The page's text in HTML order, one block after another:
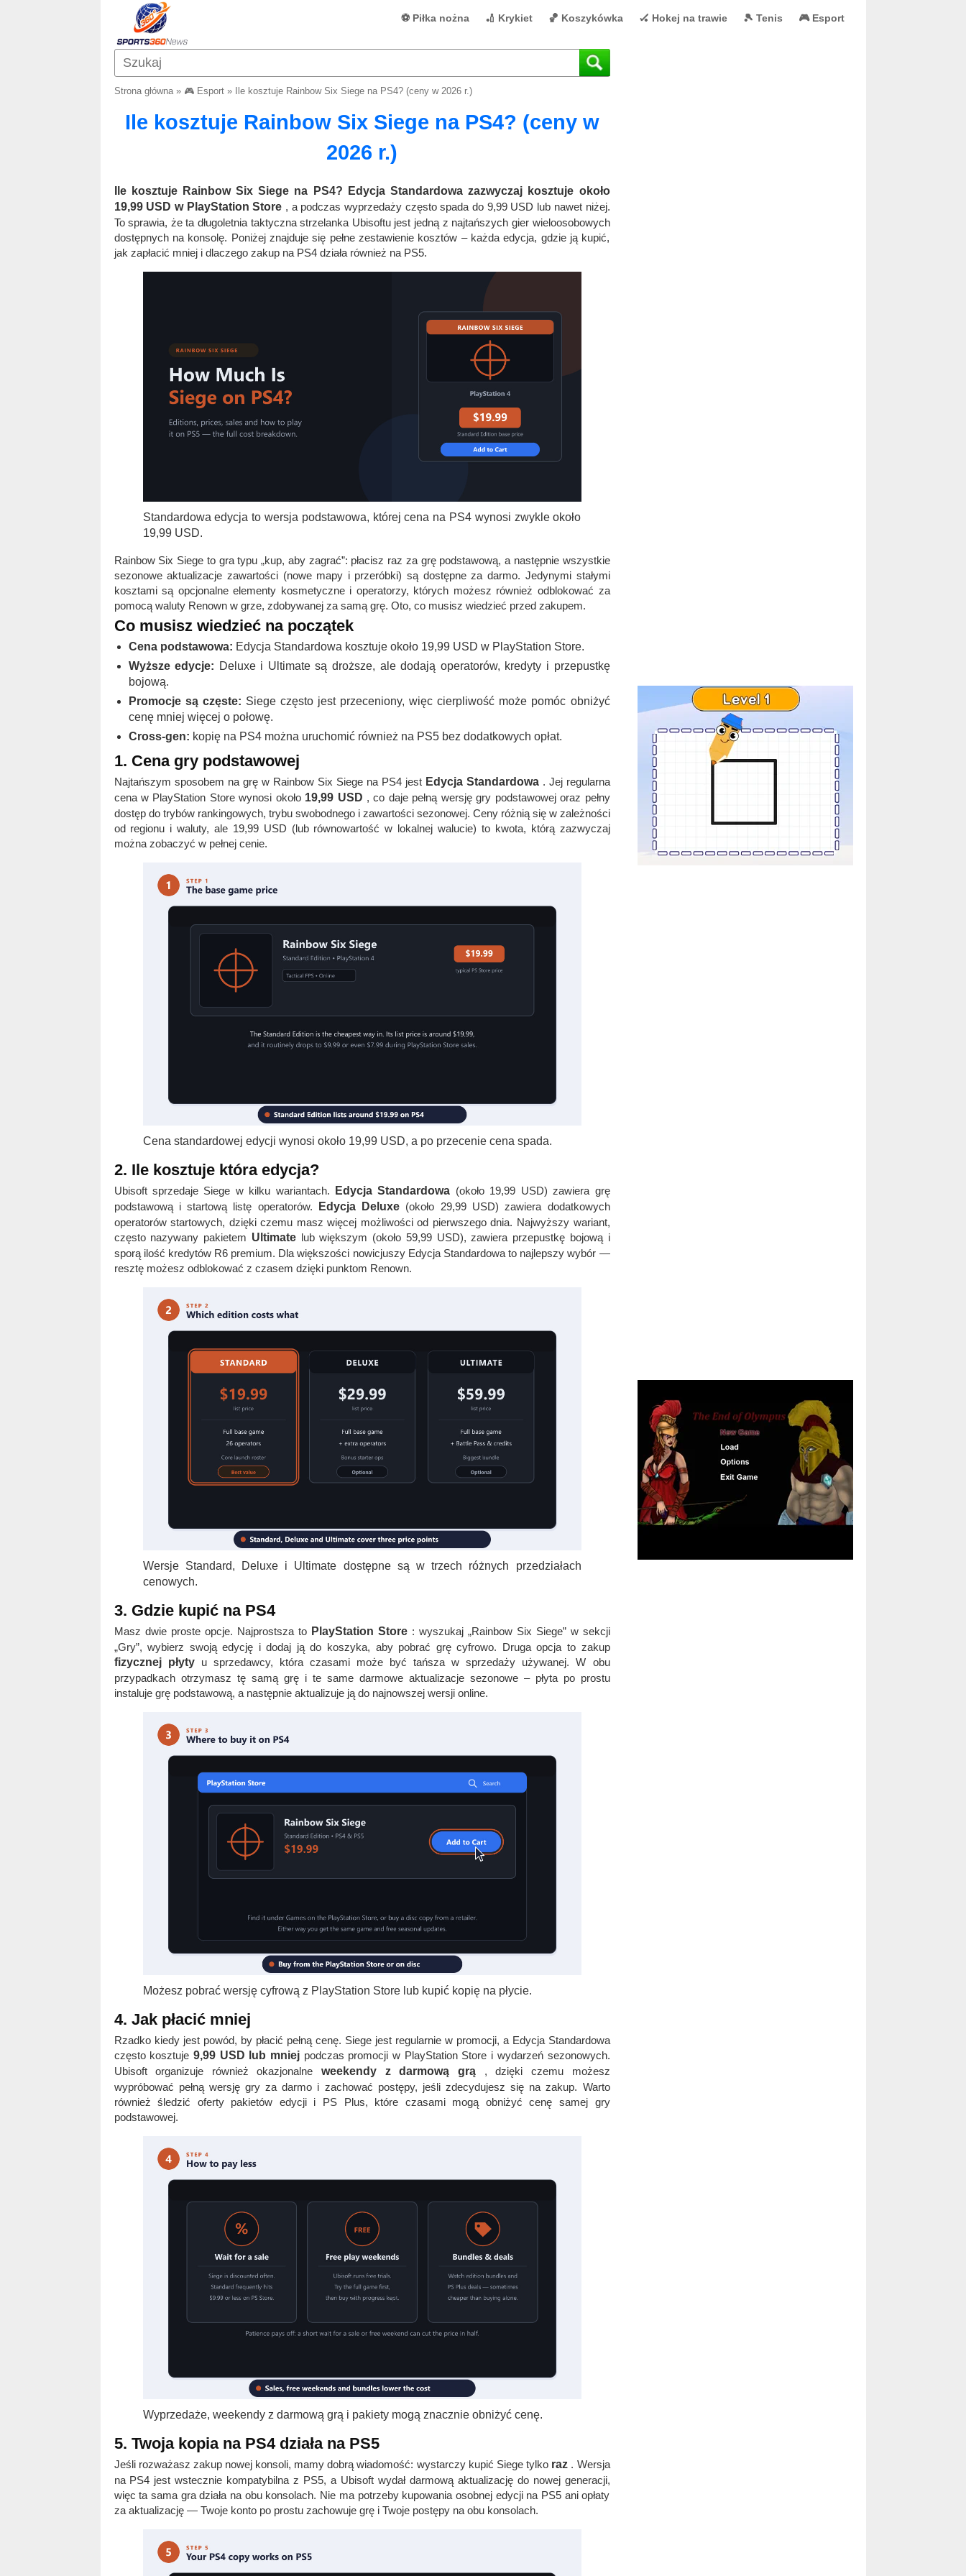
⚽ Piłka nożna 🏏 Krykiet 🏀 Koszykówka 🏑 Hokej na trawie 🎾 Tenis 🎮 Esport
Strona główna» 🎮 Esport» Ile kosztuje Rainbow Six Siege na PS4? (ceny w 2026 r.)
Ile kosztuje Rainbow Six Siege na PS4? (ceny w
2026 r.)
Ile kosztuje Rainbow Six Siege na PS4? Edycja Standardowa zazwyczaj kosztuje około
19,99 USD w PlayStation Store , a podczas wyprzedaży często spada do 9,99 USD lub nawet niżej.
To sprawia, że ​​ta długoletnia taktyczna strzelanka Ubisoftu jest jedną z najtańszych gier wieloosobowych
dostępnych na konsolę. Poniżej znajduje się pełne zestawienie kosztów – każda edycja, gdzie ją kupić,
jak zapłacić mniej i dlaczego zakup na PS4 działa również na PS5.
Standardowa edycja to wersja podstawowa, której cena na PS4 wynosi zwykle około
19,99 USD.
Rainbow Six Siege to gra typu „kup, aby zagrać”: płacisz raz za grę podstawową, a następnie wszystkie
sezonowe aktualizacje zawartości (nowe mapy i przeróbki) są dostępne za darmo. Jedynymi stałymi
kosztami są opcjonalne elementy kosmetyczne i operatorzy, których możesz również odblokować za
pomocą waluty Renown w grze, zdobywanej za samą grę. Oto, co musisz wiedzieć przed zakupem.
Co musisz wiedzieć na początek
Cena podstawowa: Edycja Standardowa kosztuje około 19,99 USD w PlayStation Store.
Wyższe edycje: Deluxe i Ultimate są droższe, ale dodają operatorów, kredyty i przepustkę
bojową.
Promocje są częste: Siege często jest przeceniony, więc cierpliwość może pomóc obniżyć
cenę mniej więcej o połowę.
Cross-gen: kopię na PS4 można uruchomić również na PS5 bez dodatkowych opłat.
1. Cena gry podstawowej
Najtańszym sposobem na grę w Rainbow Six Siege na PS4 jest Edycja Standardowa. Jej regularna
cena w PlayStation Store wynosi około 19,99 USD , co daje pełną wersję gry podstawowej oraz pełny
dostęp do trybów rankingowych, trybu swobodnego i zawartości sezonowej. Ceny różnią się w zależności
od regionu i waluty, ale 19,99 USD (lub równowartość w lokalnej walucie) to kwota, którą zazwyczaj
można zobaczyć w pełnej cenie.
Cena standardowej edycji wynosi około 19,99 USD, a po przecenie cena spada.
2. Ile kosztuje która edycja?
Ubisoft sprzedaje Siege w kilku wariantach. Edycja Standardowa (około 19,99 USD) zawiera grę
podstawową i startową listę operatorów.
Edycja Deluxe (około 29,99 USD) zawiera dodatkowych
operatorów startowych, dzięki czemu masz więcej możliwości od pierwszego dnia. Najwyższy wariant,
często nazywany pakietem Ultimatelub większym (około 59,99 USD), zawiera przepustkę bojową i
sporą ilość kredytów R6 premium. Dla większości nowicjuszy Edycja Standardowa to najlepszy wybór —
resztę możesz odblokować z czasem dzięki punktom Renown.
Wersje Standard, Deluxe i Ultimate dostępne są w trzech różnych przedziałach
cenowych.
3. Gdzie kupić na PS4
Masz dwie proste opcje. Najprostsza to PlayStation Store: wyszukaj „Rainbow Six Siege” w sekcji
„Gry”, wybierz swoją edycję i dodaj ją do koszyka, aby pobrać grę cyfrowo. Druga opcja to zakup
fizycznej płytyu sprzedawcy, która czasami może być tańsza w sprzedaży używanej. W obu
przypadkach otrzymasz tę samą grę i te same darmowe aktualizacje sezonowe – płyta po prostu
instaluje grę podstawową, a następnie aktualizuje ją do najnowszej wersji online.
Możesz pobrać wersję cyfrową z PlayStation Store lub kupić kopię na płycie.
4. Jak płacić mniej
Rzadko kiedy jest powód, by płacić pełną cenę. Siege jest regularnie w promocji, a Edycja Standardowa
często kosztuje 9,99 USD lub mniejpodczas promocji w PlayStation Store i wydarzeń sezonowych.
Ubisoft organizuje również okazjonalneweekendy z darmową grą, dzięki czemu możesz
wypróbować pełną wersję gry za darmo i zachować postępy, jeśli zdecydujesz się na zakup. Warto
również śledzić oferty pakietów edycji i PS Plus, które czasami mogą obniżyć cenę samej gry
podstawowej.
Wyprzedaże, weekendy z darmową grą i pakiety mogą znacznie obniżyć cenę.
5. Twoja kopia na PS4 działa na PS5
Jeśli rozważasz zakup nowej konsoli, mamy dobrą wiadomość: wystarczy kupić Siege tylko raz . Wersja
na PS4 jest wstecznie kompatybilna z PS5, a Ubisoft wydał darmową aktualizację do nowej generacji,
więc ta sama gra działa na obu konsolach. Nie ma potrzeby kupowania osobnej edycji na PS5 ani opłaty
za aktualizację — Twoje konto po prostu zachowuje grę i Twoje postępy na obu konsolach.